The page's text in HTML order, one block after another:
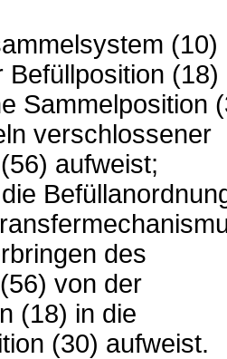
(10)
Befüllposition (18)
Sammelposition
verschlossener
aufweist;
des
von der
(18) in die
(30) aufweist.